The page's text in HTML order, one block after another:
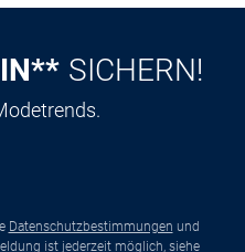
SICHERN!
Datenschutzbestimmungen und
ist jederzeit möglich, siehe